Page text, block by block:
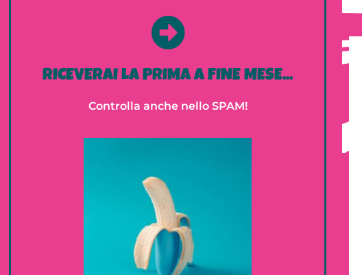
RICEVERAI LA PRIMA A FINE MESE...
Controlla anche nello SPAM!